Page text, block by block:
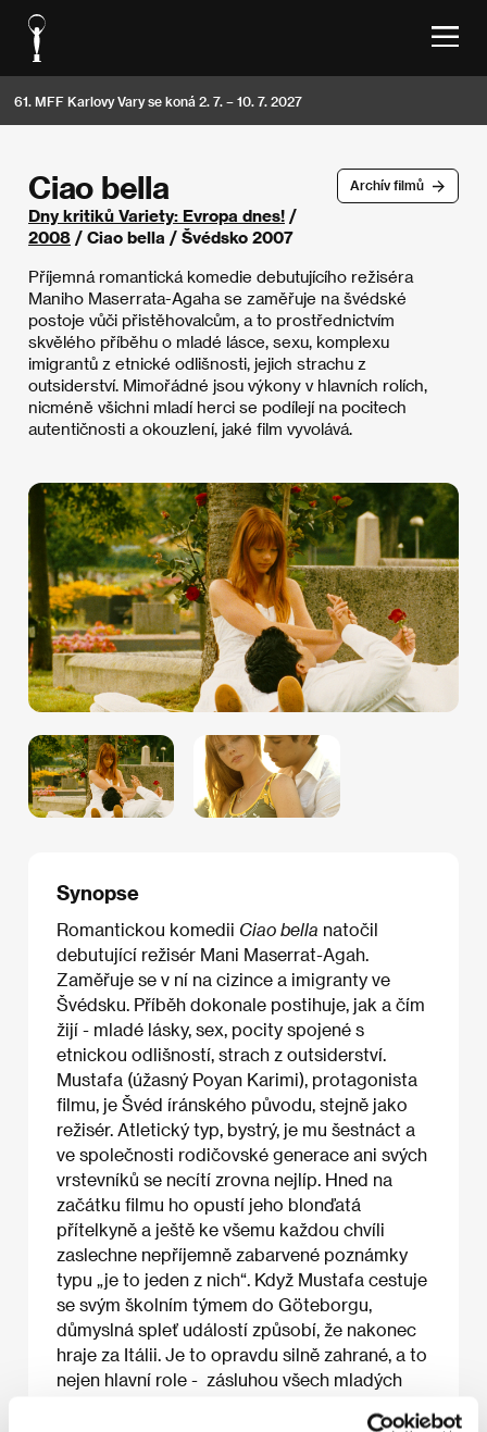
61. MFF Karlovy Vary se koná 2. 7. – 10. 7. 2027
Archív filmů
Ciao bella
Dny kritiků Variety: Evropa dnes! /
2008 / Ciao bella / Švédsko 2007
Příjemná romantická komedie debutujícího režiséra
Maniho Maserrata-Agaha se zaměřuje na švédské
postoje vůči přistěhovalcům, a to prostřednictvím
skvělého příběhu o mladé lásce, sexu, komplexu
imigrantů z etnické odlišnosti, jejich strachu z
outsiderství. Mimořádné jsou výkony v hlavních rolích,
nicméně všichni mladí herci se podílejí na pocitech
autentičnosti a okouzlení, jaké film vyvolává.
Synopse
Romantickou komedii Ciao bella natočil
debutující režisér Mani Maserrat-Agah.
Zaměřuje se v ní na cizince a imigranty ve
Švédsku. Příběh dokonale postihuje, jak a čím
žijí - mladé lásky, sex, pocity spojené s
etnickou odlišností, strach z outsiderství.
Mustafa (úžasný Poyan Karimi), protagonista
filmu, je Švéd íránského původu, stejně jako
režisér. Atletický typ, bystrý, je mu šestnáct a
ve společnosti rodičovské generace ani svých
vrstevníků se necítí zrovna nejlíp. Hned na
začátku filmu ho opustí jeho blonďatá
přítelkyně a ještě ke všemu každou chvíli
zaslechne nepříjemně zabarvené poznámky
typu „je to jeden z nich“. Když Mustafa cestuje
se svým školním týmem do Göteborgu,
důmyslná spleť událostí způsobí, že nakonec
hraje za Itálii. Je to opravdu silně zahrané, a to
nejen hlavní role - zásluhou všech mladých